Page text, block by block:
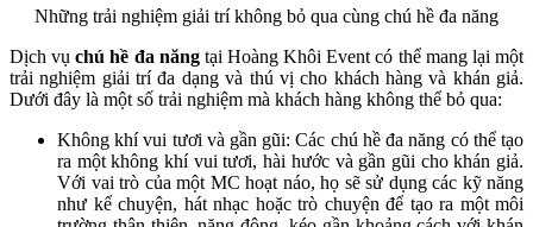
Những trải nghiệm giải trí không bỏ qua cùng chú hề đa năng
Dịch vụchú hề đa năngtại Hoàng Khôi Event có thể mang lại một
trải nghiệm giải trí đa dạng và thú vị cho khách hàng và khán giả.
Dưới đây là một số trải nghiệm mà khách hàng không thể bỏ qua:
Không khí vui tươi và gần gũi: Các chú hề đa năng có thể tạo
ra một không khí vui tươi, hài hước và gần gũi cho khán giả.
Với vai trò của một MC hoạt náo, họ sẽ sử dụng các kỹ năng
như kể chuyện, hát nhạc hoặc trò chuyện để tạo ra một môi